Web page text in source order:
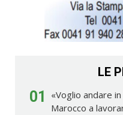
LE
01
«Voglio andare
Marocco a